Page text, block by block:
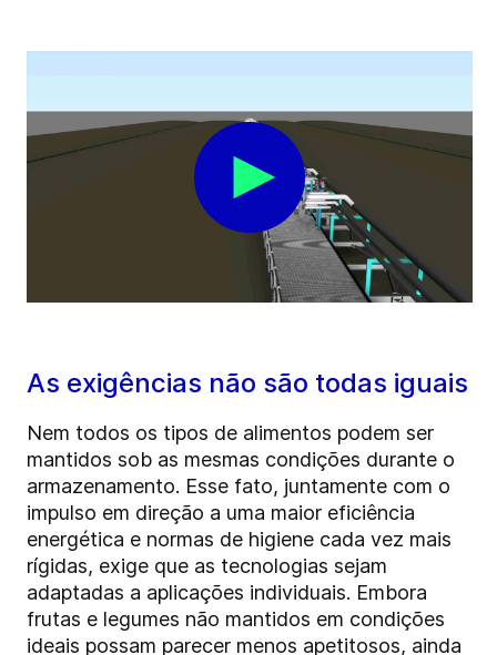
As exigências não são todas iguais
Nem todos os tipos de alimentos podem ser
mantidos sob as mesmas condições durante o
armazenamento. Esse fato, juntamente com o
impulso em direção a uma maior eficiência
energética e normas de higiene cada vez mais
rígidas, exige que as tecnologias sejam
adaptadas a aplicações individuais. Embora
frutas e legumes não mantidos em condições
ideais possam parecer menos apetitosos, ainda